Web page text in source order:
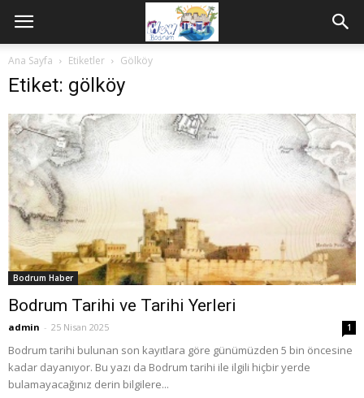
Ana Sayfa Etiketler Gölköy
Etiket: gölköy
Bodrum Haber
Bodrum Tarihi ve Tarihi Yerleri
admin - 25 Nisan 2025 1
Bodrum tarihi bulunan son kayıtlara göre günümüzden 5 bin öncesine
kadar dayanıyor. Bu yazı da Bodrum tarihi ile ilgili hiçbir yerde
bulamayacağınız derin bilgilere...